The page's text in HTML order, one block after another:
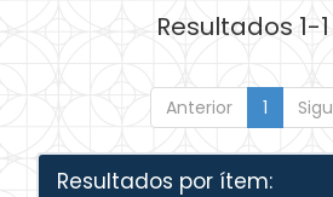
Resultados 1-1
Anterior 1
Resultados por ítem: